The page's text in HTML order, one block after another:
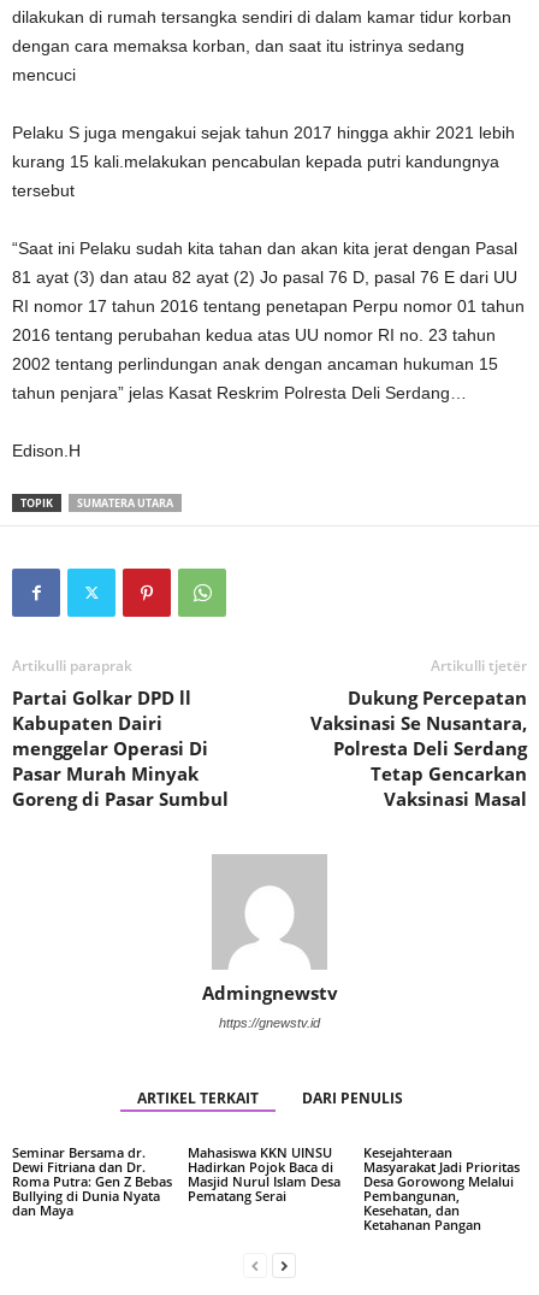
dilakukan di rumah tersangka sendiri di dalam kamar tidur korban
dengan cara memaksa korban, dan saat itu istrinya sedang
mencuci
Pelaku S juga mengakui sejak tahun 2017 hingga akhir 2021 lebih
kurang 15 kali.melakukan pencabulan kepada putri kandungnya
tersebut
“Saat ini Pelaku sudah kita tahan dan akan kita jerat dengan Pasal
81 ayat (3) dan atau 82 ayat (2) Jo pasal 76 D, pasal 76 E dari UU
RI nomor 17 tahun 2016 tentang penetapan Perpu nomor 01 tahun
2016 tentang perubahan kedua atas UU nomor RI no. 23 tahun
2002 tentang perlindungan anak dengan ancaman hukuman 15
tahun penjara” jelas Kasat Reskrim Polresta Deli Serdang…
Edison.H
TOPIK SUMATERA UTARA
Artikulli paraprak
Partai Golkar DPD ll
Kabupaten Dairi
menggelar Operasi Di
Pasar Murah Minyak
Goreng di Pasar Sumbul
Artikulli tjetër
Dukung Percepatan
Vaksinasi Se Nusantara,
Polresta Deli Serdang
Tetap Gencarkan
Vaksinasi Masal
Admingnewstv
https://gnewstv.id
ARTIKEL TERKAIT DARI PENULIS
Seminar Bersama dr.
Dewi Fitriana dan Dr.
Roma Putra: Gen Z Bebas
Bullying di Dunia Nyata
dan Maya
Mahasiswa KKN UINSU
Hadirkan Pojok Baca di
Masjid Nurul Islam Desa
Pematang Serai
Kesejahteraan
Masyarakat Jadi Prioritas
Desa Gorowong Melalui
Pembangunan,
Kesehatan, dan
Ketahanan Pangan